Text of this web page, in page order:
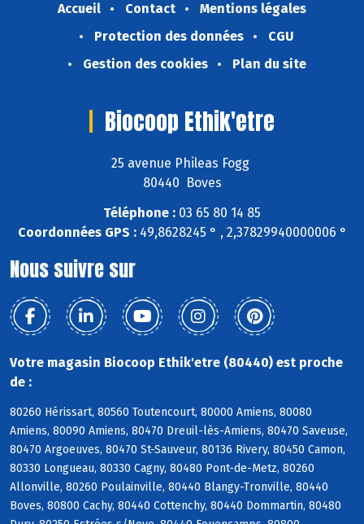
Accueil Contact
Mentions légales
Protection des données
CGU
Gestion des cookies
Plan du site
Biocoop Ethik'etre
25 avenue Phileas Fogg
80440 Boves
Téléphone : 03 65 80 14 85
Coordonnées GPS :49,8628245 ° , 2,37829940000006 °
Nous suivre sur
Votre magasin Biocoop Ethik'etre (80440) est proche
de :
80260 Hérissart, 80560 Toutencourt, 80000 Amiens, 80080
Amiens, 80090 Amiens, 80470 Dreuil-lès-Amiens, 80470 Saveuse,
80470 Argoeuves, 80470 St-Sauveur, 80136 Rivery, 80450 Camon,
80330 Longueau, 80330 Cagny, 80480 Pont-de-Metz, 80260
Allonville, 80260 Poulainville, 80440 Blangy-Tronville, 80440
Boves, 80800 Cachy, 80440 Cottenchy, 80440 Dommartin, 80480